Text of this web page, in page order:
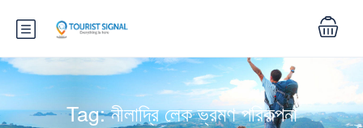
Tag:নীলাদ্রি লেক ভ্রমণ পরিকল্পনা